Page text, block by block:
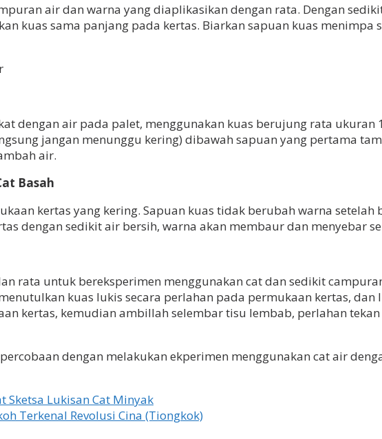
air dan warna yang diaplikasikan dengan rata. Dengan
kuas sama panjang pada kertas. Biarkan sapuan kuas menimpa
dengan air pada palet, menggunakan kuas berujung rata ukuran
jangan menunggu kering) dibawah sapuan yang pertama
air.
Basah
kertas yang kering. Sapuan kuas tidak berubah warna
dengan sedikit air bersih, warna akan membaur dan menyebar
rata untuk bereksperimen menggunakan cat dan sedikit
kuas lukis secara perlahan pada permukaan kertas,
kertas, kemudian ambillah selembar tisu lembab, perlahan
dengan melakukan ekperimen menggunakan cat air
Sketsa Lukisan Cat Minyak
Terkenal Revolusi Cina (Tiongkok)